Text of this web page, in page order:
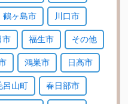
鶴ヶ島市 川口市
市 福生市 その他
鴻巣市 日高市
呂山町 春日部市